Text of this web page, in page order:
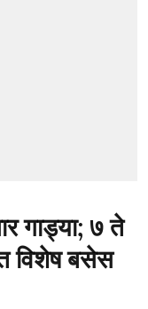
गाड्या; ७ ते
विशेष बसेस